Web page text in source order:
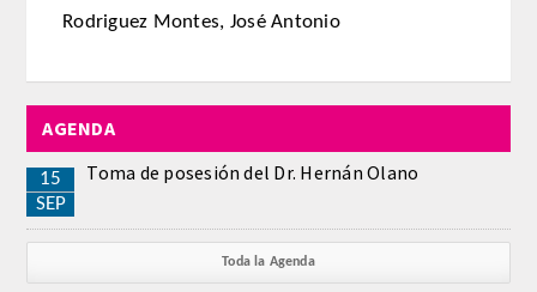
ACTIVIDADES
Videoteca
PUBLICACIONES
DICCIONARIO ODONTOLÓGICO
Rodriguez Montes, José Antonio
AGENDA
15
SEP
Toma de posesión del Dr. Hernán Olano
Toda la Agenda